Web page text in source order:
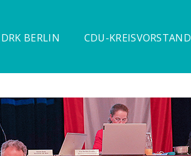
DRK BERLIN CDU-KREISVORSTAND